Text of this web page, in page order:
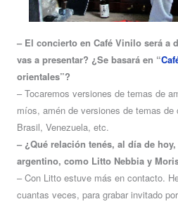
– El concierto en Café Vinilo será a
vas a presentar? ¿Se basará en “
orientales”?
–Tocaremos versiones de temas de
míos, amén de versiones de temas de
Brasil, Venezuela, etc.
– ¿Qué relación tenés, al día de
argentino, como Litto Nebbia y
– Con Litto estuve más en contacto.
cuantas veces, para grabar invitado